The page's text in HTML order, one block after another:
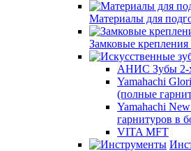
Материалы для
Замковые
АНИС Зубы 2-
Yamahachi
(полные
Yamahachi
гарнитуров в
VITA MFT